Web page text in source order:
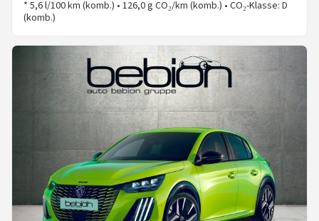
* 5,6 l/100 km (komb.) • 126,0 g CO₂/km (komb.) • CO₂-Klasse: D
(komb.)